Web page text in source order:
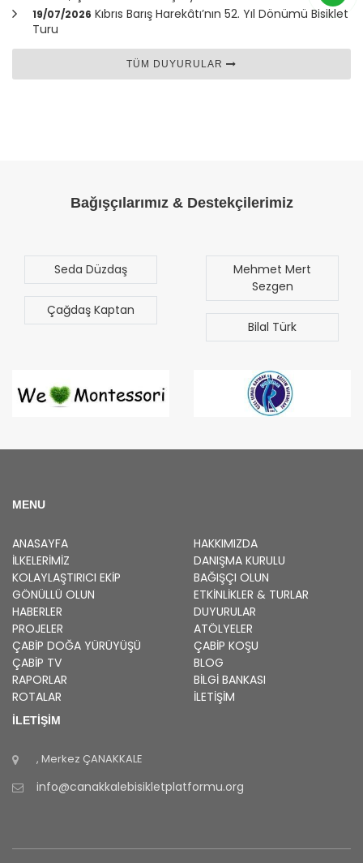
19/07/2026 Kıbrıs Barış Harekâtı’nın 52. Yıl Dönümü Bisiklet
Turu
TÜM DUYURULAR
Bağışçılarımız & Destekçilerimiz
Seda Düzdaş
Çağdaş Kaptan
Mehmet Mert
Sezgen
Bilal Türk
MENU
ANASAYFA
HAKKIMIZDA
İLKELERIMIZ
DANIŞMA KURULU
KOLAYLAŞTIRICI EKIP
BAĞIŞÇI OLUN
GÖNÜLLÜ OLUN
ETKINLIKLER & TURLAR
HABERLER
DUYURULAR
PROJELER
ATÖLYELER
ÇABİP DOĞA YÜRÜYÜŞÜ ÇABİP KOŞU
ÇABİP TV
BLOG
RAPORLAR
BILGI BANKASI
ROTALAR
İLETİŞİM
İLETİŞİM
, Merkez ÇANAKKALE
info@canakkalebisikletplatformu.org